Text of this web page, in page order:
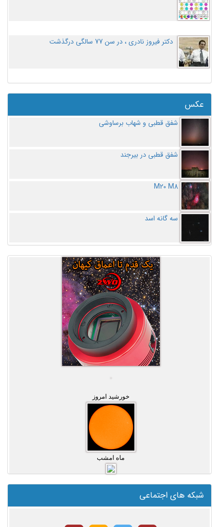
دکتر فیروز نادری ، در سن 77 سالگی درگذشت
عکس
شفق قطبی و شهاب برساوشی
شفق قطبی در بیرجند
M20 M8
سه گانه اسد
خورشید امروز
ماه امشب
شبکه های اجتماعی